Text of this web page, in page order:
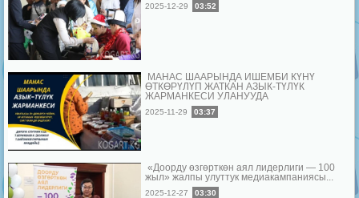
2025-12-29 03:52
МАНАС ШААРЫНДА ИШЕМБИ КҮНҮ
ӨТКӨРҮЛҮП ЖАТКАН АЗЫК-ТҮЛҮК
ЖАРМАНКЕСИ УЛАНУУДА
2025-11-29 03:37
«Доорду өзгөрткөн аял лидерлиги — 100
жыл» жалпы улуттук медиакампаниясы...
2025-12-27 03:30